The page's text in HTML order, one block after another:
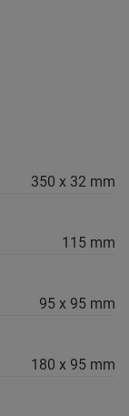
350 x 32 mm
115 mm
95 x 95 mm
180 x 95 mm